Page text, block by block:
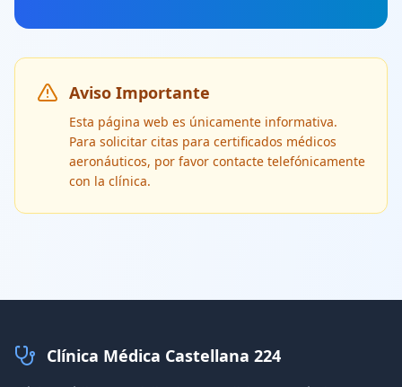
Aviso Importante
Esta página web es únicamente informativa.
Para solicitar citas para certificados médicos
aeronáuticos, por favor contacte telefónicamente
con la clínica.
Clínica Médica Castellana 224